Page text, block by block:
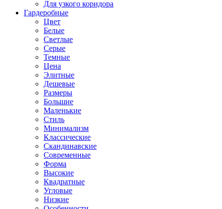
Для узкого коридора
Гардеробные
Цвет
Белые
Светлые
Серые
Темные
Цена
Элитные
Дешевые
Размеры
Большие
Маленькие
Стиль
Минимализм
Классические
Скандинавские
Современные
Форма
Высокие
Квадратные
Угловые
Низкие